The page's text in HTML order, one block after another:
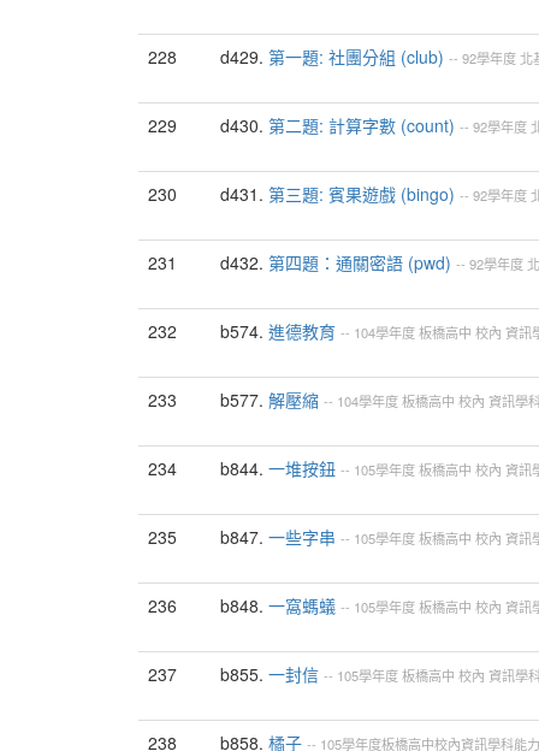
228 d429. 第一題: 社團分組 (club) -- 92學年度 北
229 d430. 第二題: 計算字數 (count) -- 92學年度
230 d431. 第三題: 賓果遊戲 (bingo) -- 92學年度
231 d432. 第四題：通關密語 (pwd) -- 92學年度
232 b574. 進德教育 -- 104學年度板橋高中 校內 資訊
233 b577. 解壓縮 -- 104學年度板橋高中 校內 資訊學
234 b844. 一堆按鈕 -- 105學年度板橋高中 校內 資訊
235 b847. 一些字串 -- 105學年度板橋高中 校內 資訊
236 b848. 一窩螞蟻 -- 105學年度板橋高中 校內 資訊
237 b855. 一封信 -- 105學年度板橋高中 校內 資訊學
238 b858. 橘子 -- 105學年度板橋高中校內資訊學科能